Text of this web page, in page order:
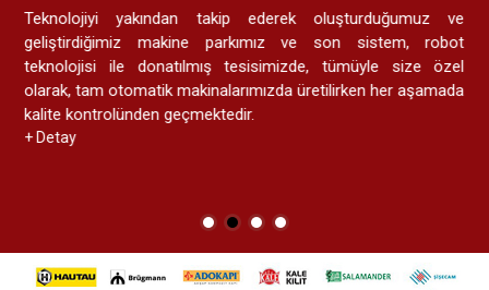
Yeni binanıza, dairenize, pvc pencere, çelik kapı, iç kapı, dış
cephe giydirme düşünüyorsanız yada balkonunuzu, terasınızı
kapatmayı, cam balkon yaptırmayı düşünüyorsanız önce
ücretsiz danışma ve expertiz için mutlaka bizimle iletişime
geçiniz.
+ Detay